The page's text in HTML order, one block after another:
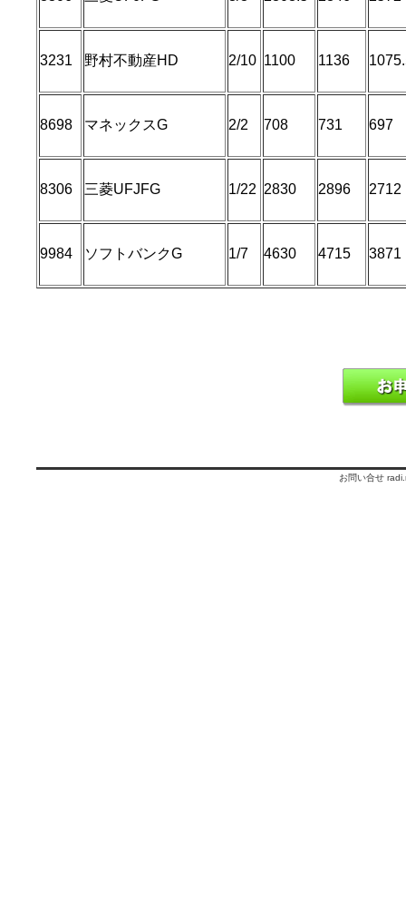
3231 野村不動産HD 2/10 1100 1136
8698 マネックスG 2/2 708 731 697
8306 三菱UFJFG 1/22 2830 2896 2712
9984 ソフトバンクG 1/7 4630 4715 3871
お問い合せ